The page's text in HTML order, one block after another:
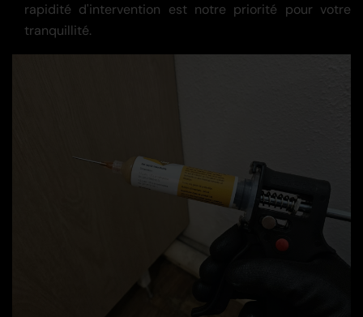
rapidité d'intervention est notre priorité pour votre
tranquillité.